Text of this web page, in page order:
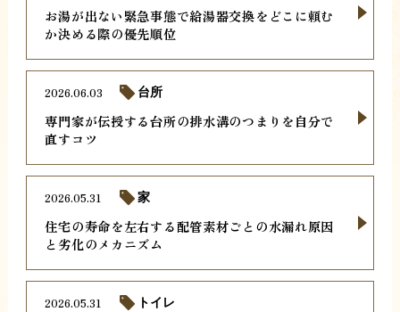
お湯が出ない緊急事態で給湯器交換をどこに頼む
か決める際の優先順位
専門家が伝授する台所の排水溝のつまりを自分で
直すコツ
2026.06.03 台所
住宅の寿命を左右する配管素材ごとの水漏れ原因
と劣化のメカニズム
2026.05.31 家
2026.05.31 トイレ